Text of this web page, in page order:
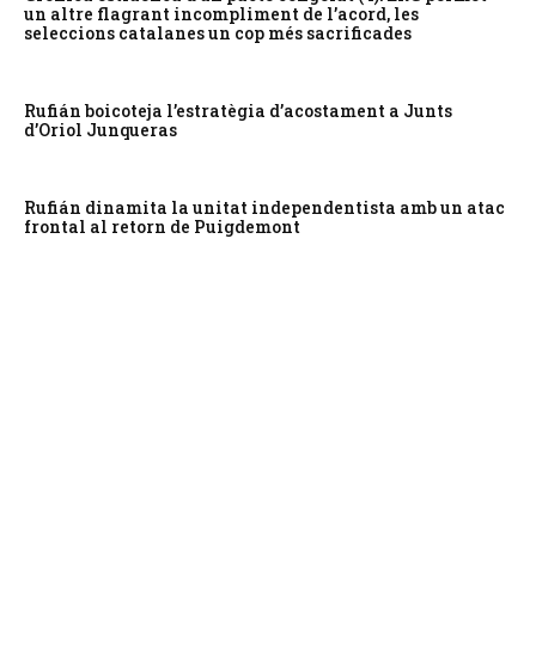
un altre flagrant incompliment de l’acord, les
seleccions catalanes un cop més sacrificades
Rufián boicoteja l’estratègia d’acostament a Junts
d’Oriol Junqueras
Rufián dinamita la unitat independentista amb un atac
frontal al retorn de Puigdemont